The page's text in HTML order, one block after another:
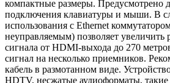
компактные размеры. Предусмотрено
подключения клавиатуры и мыши. В
использования с Ethernet
неуправляемым) позволяет увеличить
сигнала от HDMI-выхода до 270
сигнал на несколько приемников.
кабель в размотанном виде.
HDTV, несжатые аудиоформаты,